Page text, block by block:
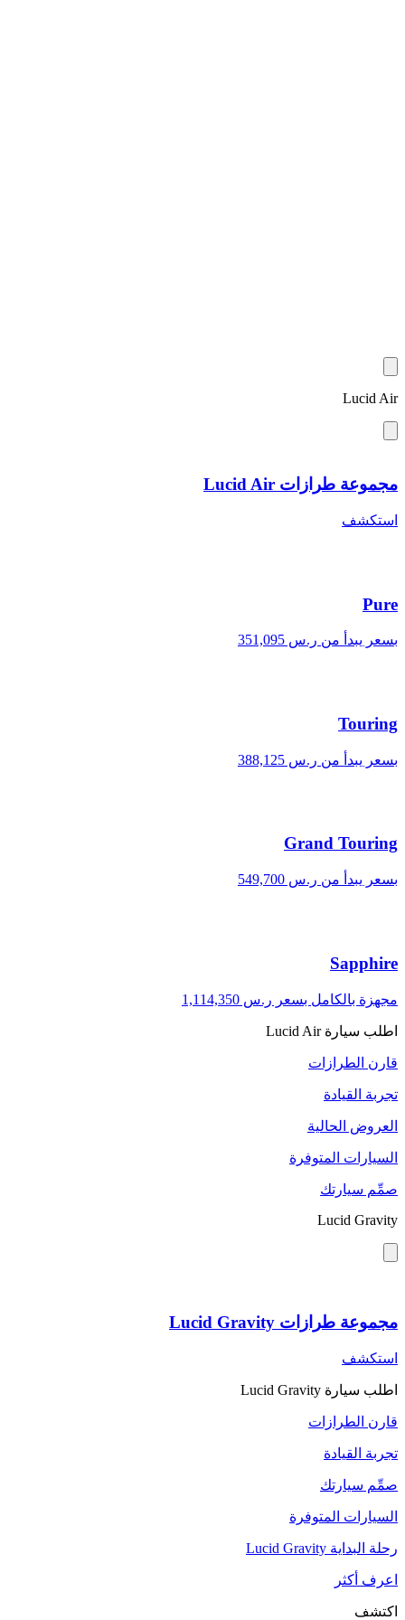
Lucid Air
مجموعة طرازات Lucid Air
استكشف
Pure
بسعر يبدأ من ر.س 351,095
Touring
بسعر يبدأ من ر.س 388,125
Grand Touring
بسعر يبدأ من ر.س 549,700
Sapphire
مجهزة بالكامل بسعر ر.س 1,114,350
اطلب سيارة Lucid Air
قارن الطرازات
تجربة القيادة
العروض الحالية
السيارات المتوفرة
صمِّم سيارتك
Lucid Gravity
مجموعة طرازات Lucid Gravity
استكشف
اطلب سيارة Lucid Gravity
قارن الطرازات
تجربة القيادة
صمِّم سيارتك
السيارات المتوفرة
رحلة البداية Lucid Gravity
اعرف أكثر
اكتشف